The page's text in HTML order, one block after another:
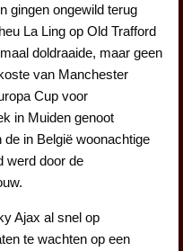
gingen ongewild terug
La Ling op Old Trafford
doldraaide, maar geen
van Manchester
Cup voor
in Muiden genoot
in België woonachtige
werd door de
Ajax al snel op
te wachten op een